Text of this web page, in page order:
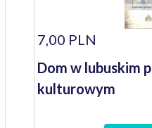
7,00 PLN
Dom w lubuskim
kulturowym